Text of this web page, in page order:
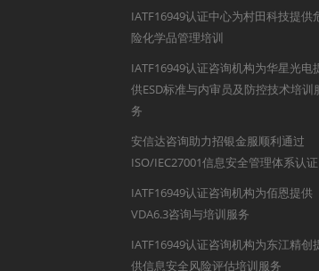
IATF16949认证中心为村田科技提供
险化学品管理培训
IATF16949认证咨询机构为华星光电
供ESD标准与内审员及防控技术培训
务
安信达咨询助力招银金服顺利通过
ISO/IEC27001信息安全管理体系认证
IATF16949认证咨询机构为佰恩提供
VDA6.3咨询与培训服务
IATF16949认证咨询机构为东江精创
供信息安全风险评估培训服务